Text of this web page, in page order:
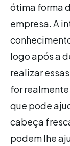
ótima forma
empresa. A
logo após a
realizar
for
que pode
cabeça
podem lhe